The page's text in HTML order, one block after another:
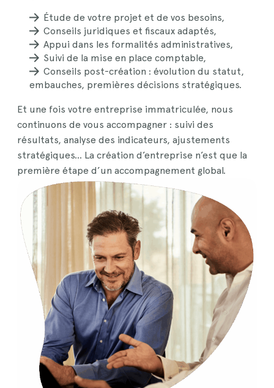
Étude de votre projet et de vos besoins,
Conseils juridiques et fiscaux adaptés,
Appui dans les formalités administratives,
Suivi de la mise en place comptable,
Conseils post-création : évolution du statut,
embauches, premières décisions stratégiques.
Et une fois votre entreprise immatriculée, nous
continuons de vous accompagner : suivi des
résultats, analyse des indicateurs, ajustements
stratégiques… La création d’entreprise n’est que la
première étape d’un accompagnement global.